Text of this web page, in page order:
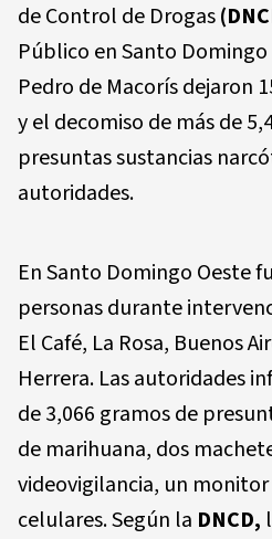
de Control de Drogas
Público en Santo Domingo
Pedro de Macorís dejaron
y el decomiso de más de
presuntas sustancias
autoridades.
En Santo Domingo Oeste
personas durante
El Café, La Rosa, Buenos
Herrera. Las autoridades
de 3,066 gramos de
de marihuana, dos
videovigilancia, un
celulares. Según la DNCD,